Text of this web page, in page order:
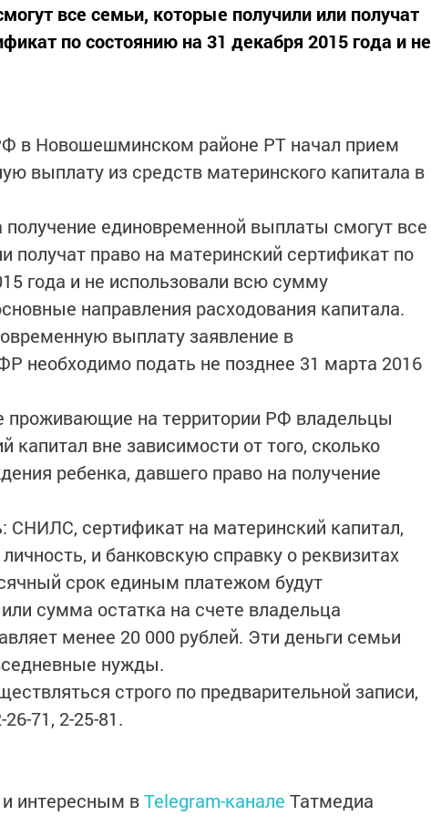
все семьи, которые получили или получат
по состоянию на 31 декабря 2015 года и не
в Новошешминском районе РТ начал прием
выплату из средств материнского капитала в
единовременной выплаты смогут все
получат право на материнский сертификат по
года и не использовали всю сумму
направления расходования капитала.
выплату заявление в
необходимо подать не позднее 31 марта 2016
проживающие на территории РФ владельцы
капитал вне зависимости от того, сколько
ребенка, давшего право на получение
СНИЛС, сертификат на материнский капитал,
и банковскую справку о реквизитах
срок единым платежом будут
сумма остатка на счете владельца
менее 20 000 рублей. Эти деньги семьи
нужды.
строго по предварительной записи,
71, 2-25-81.
интересным вTelegram-канале Татмедиа